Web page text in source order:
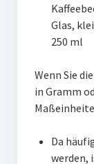
Glas,
250 ml
Wenn Sie
in Gramm
Da
werden,